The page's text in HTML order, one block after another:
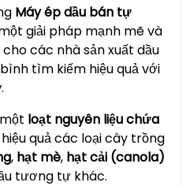
​Máy ép dầu bán tự
giải pháp mạnh mẽ và
các nhà sản xuất dầu
tìm kiếm hiệu quả với
​loạt nguyên liệu chứa
quả các loại cây trồng
​, ​hạt mè​​, ​hạt cải (canola)​
tương tự khác.